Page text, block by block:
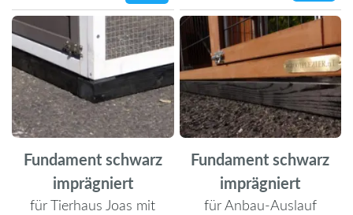
Fundament schwarz
imprägniert
für Tierhaus Joas mit
Fundament schwarz
imprägniert
für Anbau-Auslauf